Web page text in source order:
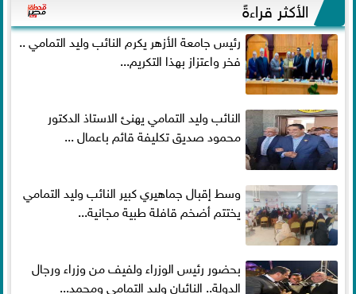
الأكثر قراءةً
رئيس جامعة الأزهر يكرم النائب وليد التمامي ..
فخر واعتزاز بهذا التكريم...
النائب وليد التمامي يهنئ الاستاذ الدكتور
محمود صديق تكليفة قائم باعمال ...
وسط إقبال جماهيري كبير النائب وليد التمامي
يختتم أضخم قافلة طبية مجانية...
بحضور رئيس الوزراء ولفيف من وزراء ورجال
الدولة.. النائبان وليد التمامي ومحمد...